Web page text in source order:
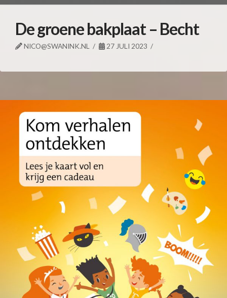
De groene bakplaat – Becht
NICO@SWANINK.NL 27 JULI 2023